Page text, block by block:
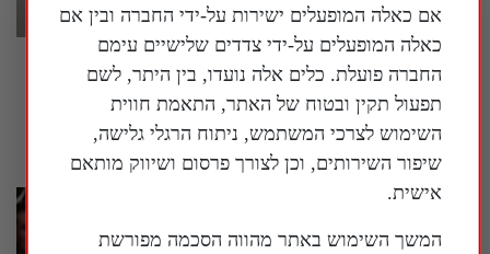
פרשן על המלחמה באיראן: "אסור לשכוח
שמטרתה של איראן היא להשתלט על העולם"
אם כאלה המופעלים ישירות על-ידי החברה ובין אם
כאלה המופעלים על-ידי צדדים שלישיים עימם
החברה פועלת. כלים אלה נועדו, בין היתר, לשם
תפעול תקין ובטוח של האתר, התאמת חווית
השימוש לצרכי המשתמש, ניתוח הרגלי גלישה,
שיפור השירותים, וכן לצורך פרסום ושיווק מותאם
אישית.
המשך השימוש באתר מהווה הסכמה מפורשת